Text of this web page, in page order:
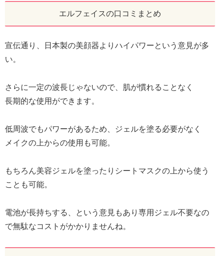
エルフェイスの口コミまとめ
宣伝通り、日本製の美顔器よりハイパワーという意見が多
い。
さらに一定の波長じゃないので、肌が慣れることなく
長期的な使用ができます。
低周波でもパワーがあるため、ジェルを塗る必要がなく
メイクの上からの使用も可能。
もちろん美容ジェルを塗ったりシートマスクの上から使う
ことも可能。
電池が長持ちする、という意見もあり専用ジェル不要なの
で無駄なコストがかかりませんね。